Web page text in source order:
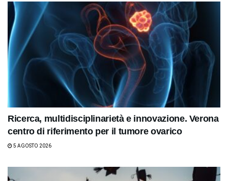
Ricerca, multidisciplinarietà e innovazione. Verona
centro di riferimento per il tumore ovarico
5 AGOSTO 2026